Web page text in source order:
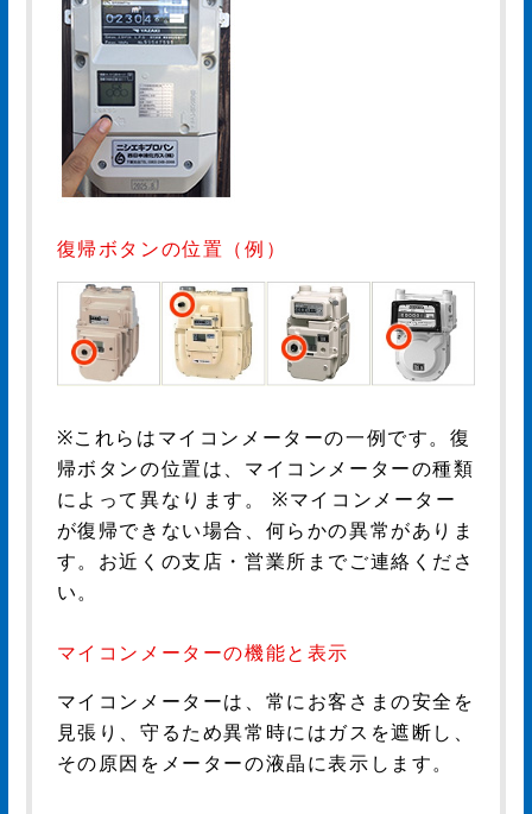
復帰ボタンの位置（例）
※これらはマイコンメーターの一例です。復
帰ボタンの位置は、マイコンメーターの種類
によって異なります。
※マイコンメーター
が復帰できない場合、何らかの異常がありま
す。お近くの支店・営業所までご連絡くださ
い。
マイコンメーターの機能と表示
マイコンメーターは、常にお客さまの安全を
見張り、守るため異常時にはガスを遮断し、
その原因をメーターの液晶に表示します。